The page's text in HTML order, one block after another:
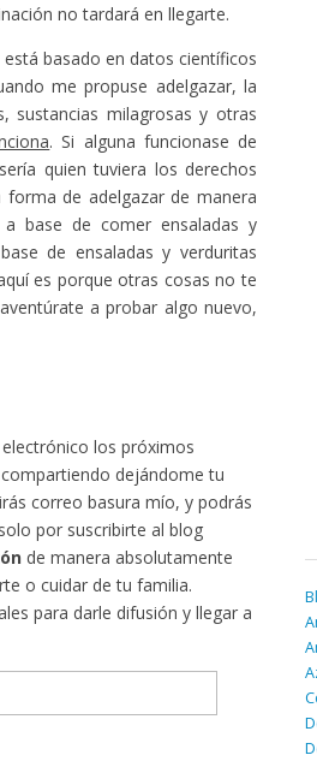
no tardará en llegarte.
basado en datos científicos
me propuse adelgazar, la
sustancias milagrosas y otras
. Si alguna funcionase de
quien tuviera los derechos
de adelgazar de manera
base de comer ensaladas y
de ensaladas y verduritas
es porque otras cosas no te
a probar algo nuevo,
los próximos
dejándome tu
correo basura mío, y podrás
por suscribirte al blog
de manera absolutamente
o cuidar de tu familia.
para darle difusión y llegar a